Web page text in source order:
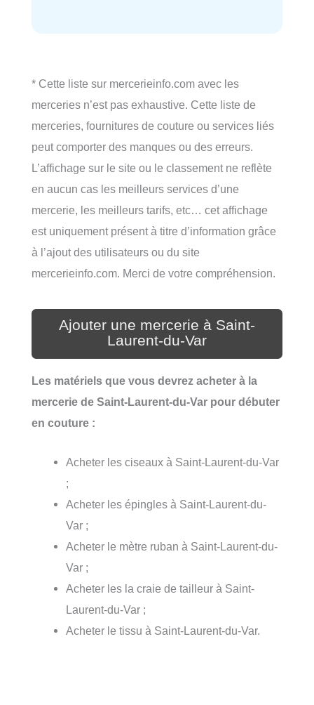
* Cette liste sur mercerieinfo.com avec les
merceries n’est pas exhaustive. Cette liste de
merceries, fournitures de couture ou services liés
peut comporter des manques ou des erreurs.
L’affichage sur le site ou le classement ne reflète
en aucun cas les meilleurs services d’une
mercerie, les meilleurs tarifs, etc… cet affichage
est uniquement présent à titre d’information grâce
à l’ajout des utilisateurs ou du site
mercerieinfo.com. Merci de votre compréhension.
Ajouter une mercerie à Saint-
Laurent-du-Var
Les matériels que vous devrez acheter à la
mercerie de Saint-Laurent-du-Var pour débuter
en couture :
Acheter les ciseaux à Saint-Laurent-du-Var
;
Acheter les épingles à Saint-Laurent-du-
Var ;
Acheter le mètre ruban à Saint-Laurent-du-
Var ;
Acheter les la craie de tailleur à Saint-
Laurent-du-Var ;
Acheter le tissu à Saint-Laurent-du-Var.